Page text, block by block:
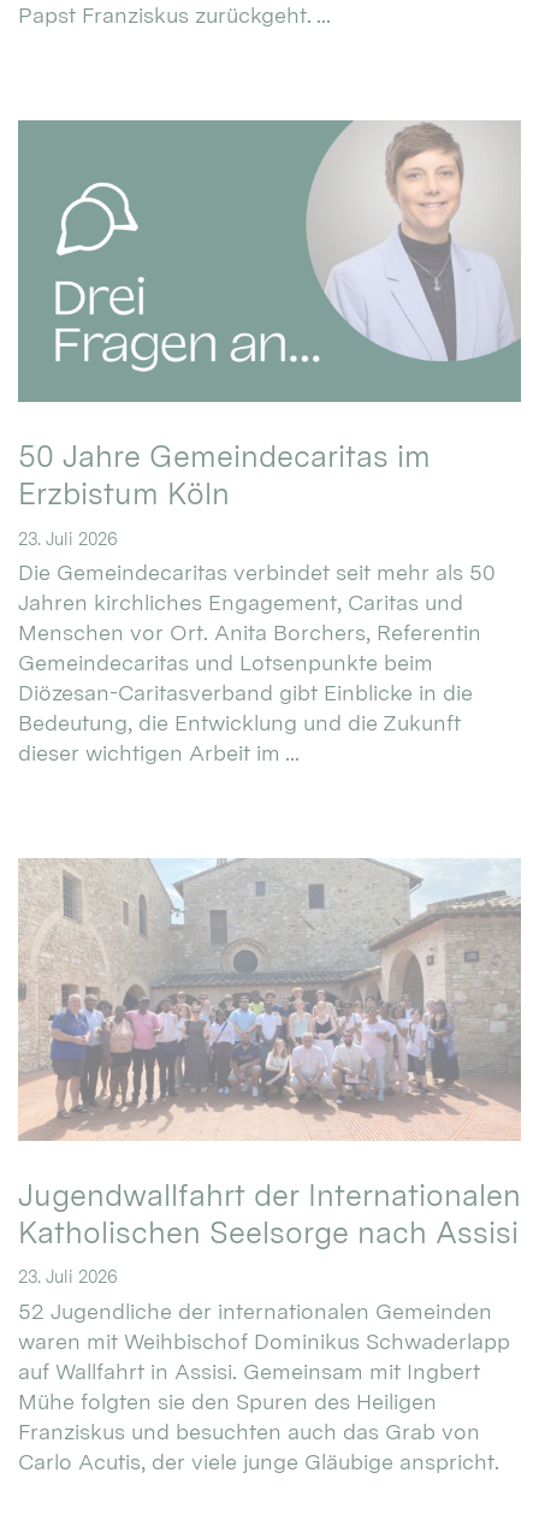
Papst Franziskus zurückgeht. ...
50 Jahre Gemeindecaritas im
Erzbistum Köln
23. Juli 2026
Die Gemeindecaritas verbindet seit mehr als 50
Jahren kirchliches Engagement, Caritas und
Menschen vor Ort. Anita Borchers, Referentin
Gemeindecaritas und Lotsenpunkte beim
Diözesan-Caritasverband gibt Einblicke in die
Bedeutung, die Entwicklung und die Zukunft
dieser wichtigen Arbeit im ...
Jugendwallfahrt der Internationalen
Katholischen Seelsorge nach Assisi
23. Juli 2026
52 Jugendliche der internationalen Gemeinden
waren mit Weihbischof Dominikus Schwaderlapp
auf Wallfahrt in Assisi. Gemeinsam mit Ingbert
Mühe folgten sie den Spuren des Heiligen
Franziskus und besuchten auch das Grab von
Carlo Acutis, der viele junge Gläubige anspricht.